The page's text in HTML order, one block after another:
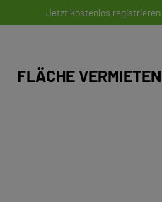
Jetzt kostenlos registrieren
FLÄCHE VERMIETEN